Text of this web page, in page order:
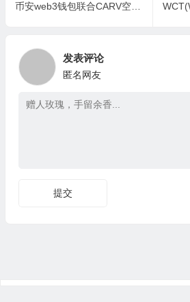
币安web3钱包联合CARV空投活动来了
发表评论
匿名网友
提交